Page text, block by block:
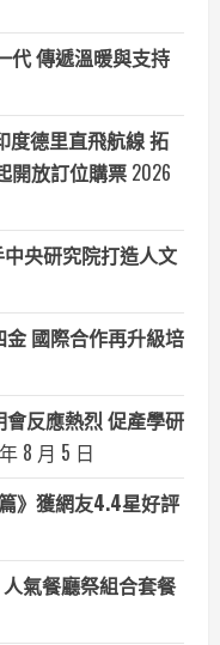
代 傳遞溫暖與支持
度德里直飛航線 拓
開放訂位購票 2026
央研究院打造人文
國際合作再升級培
反應熱烈 促產學研
8 月 5 日
》獲網友4.4星好評
氣餐廳祭組合套餐